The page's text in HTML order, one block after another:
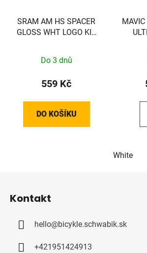
SRAM AM HS SPACER
GLOSS WHT LOGO KIT
Do 3 dnů
559 Kč
DO KOŠÍKU
White
Kontakt
hello@bicykle.schwabik.sk
+421951424913